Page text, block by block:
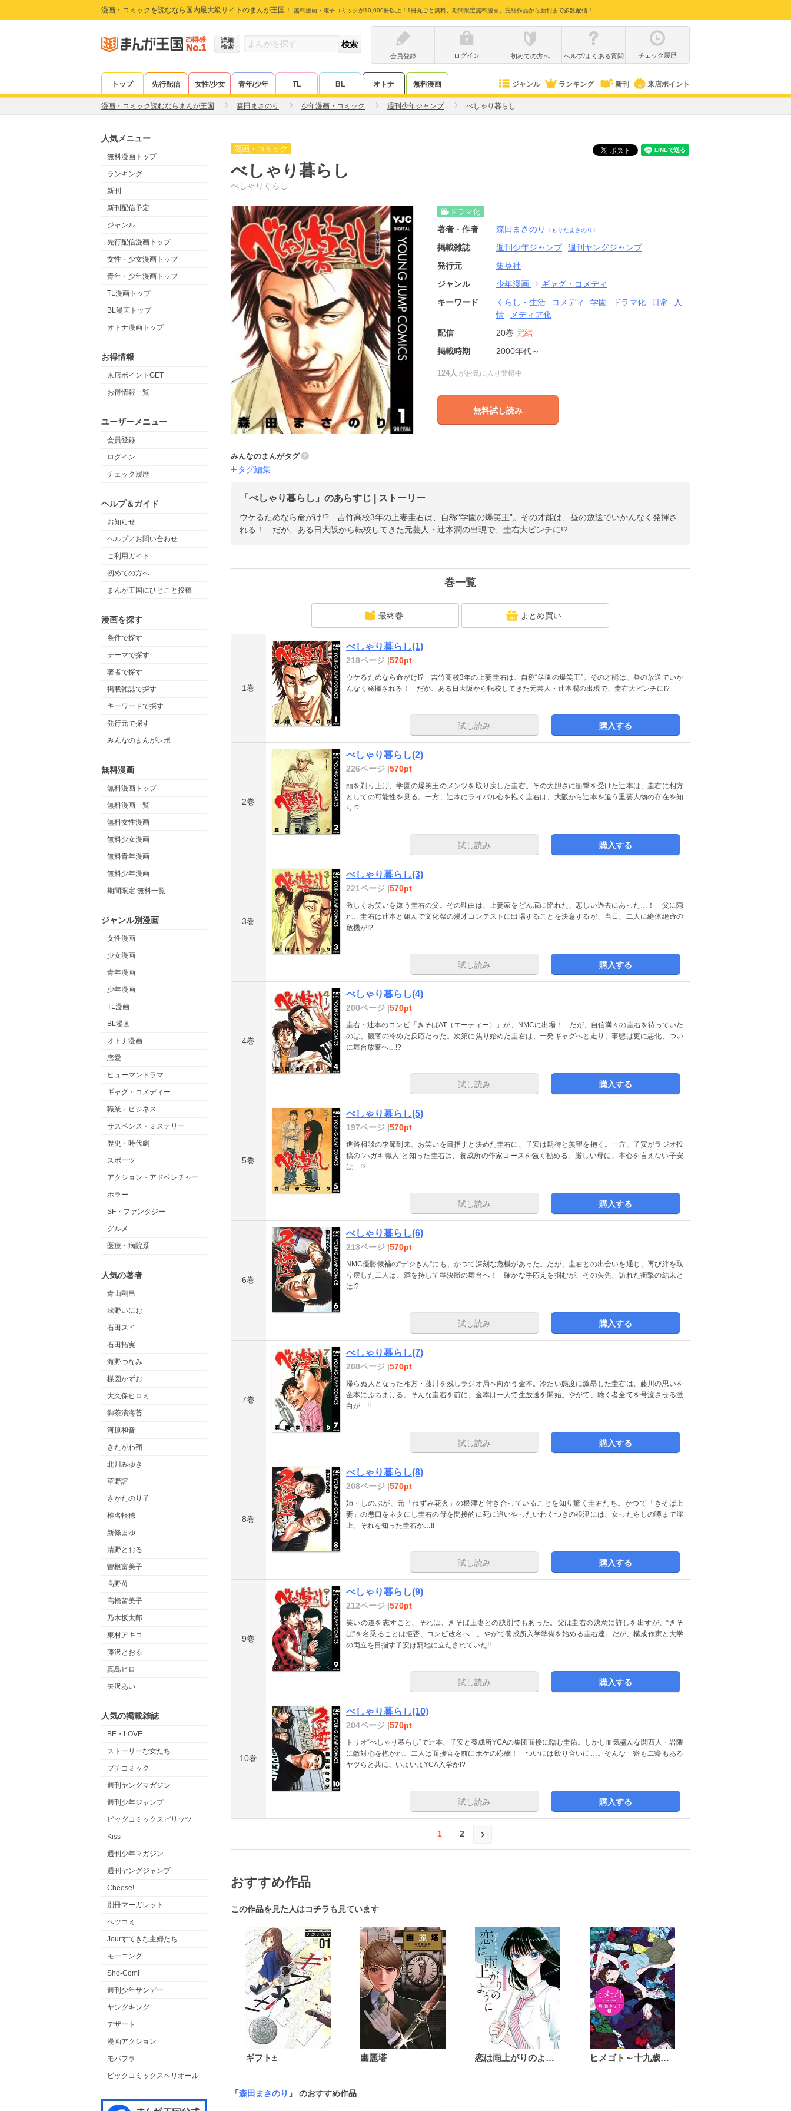
漫画・コミックを読むなら国内最大級サイトのまんが王国！ 無料漫画・電子コミックが10,000冊以上！1冊丸ごと無料、期間限定無料漫画、完結作品から新刊まで多数配信！
詳細
検索
会員登録
ログイン 初めての方へ ヘルプ/よくある質問 チェック履歴
トップ 先行配信 女性/少女 青年/少年 TL BL オトナ 無料漫画 ジャンル ランキング 新刊 来店ポイント
漫画・コミック読むならまんが王国 森田まさのり 少年漫画・コミック 週刊少年ジャンプ べしゃり暮らし
人気メニュー
無料漫画トップ
ランキング
新刊
新刊配信予定
ジャンル
先行配信漫画トップ
女性・少女漫画トップ
青年・少年漫画トップ
TL漫画トップ
BL漫画トップ
オトナ漫画トップ
お得情報
来店ポイントGET
お得情報一覧
ユーザーメニュー
会員登録
ログイン
チェック履歴
ヘルプ＆ガイド
お知らせ
ヘルプ／お問い合わせ
ご利用ガイド
初めての方へ
まんが王国にひとこと投稿
漫画を探す
条件で探す
テーマで探す
著者で探す
掲載雑誌で探す
キーワードで探す
発行元で探す
みんなのまんがレポ
無料漫画
無料漫画トップ
無料漫画一覧
無料女性漫画
無料少女漫画
無料青年漫画
無料少年漫画
期間限定 無料一覧
ジャンル別漫画
女性漫画
少女漫画
青年漫画
少年漫画
TL漫画
BL漫画
オトナ漫画
恋愛
ヒューマンドラマ
ギャグ・コメディー
職業・ビジネス
サスペンス・ミステリー
歴史・時代劇
スポーツ
アクション・アドベンチャー
ホラー
SF・ファンタジー
グルメ
医療・病院系
人気の著者
青山剛昌
浅野いにお
石田スイ
石田拓実
海野つなみ
楳図かずお
大久保ヒロミ
御茶漬海苔
河原和音
きたがわ翔
北川みゆき
草野誼
さかたのり子
椎名軽穂
新條まゆ
清野とおる
曽根富美子
高野苺
高橋留美子
乃木坂太郎
東村アキコ
藤沢とおる
真島ヒロ
矢沢あい
人気の掲載雑誌
BE・LOVE
ストーリーな女たち
プチコミック
週刊ヤングマガジン
週刊少年ジャンプ
ビッグコミックスピリッツ
Kiss
週刊少年マガジン
週刊ヤングジャンプ
Cheese!
別冊マーガレット
ベツコミ
Jourすてきな主婦たち
モーニング
Sho-Comi
週刊少年サンデー
ヤングキング
デザート
漫画アクション
モバフラ
ビックコミックスペリオール
漫画・コミック
べしゃり暮らし
べしゃりぐらし
ドラマ化
著者・作者 森田まさのり （もりたまさのり）
掲載雑誌 週刊少年ジャンプ
週刊ヤングジャンプ
発行元
集英社
ジャンル
少年漫画
ギャグ・コメディ
キーワード
くらし・生活 コメディ 学園 ドラマ化 日常
人
情
メディア化
配信
20巻 完結
掲載時期
2000年代～
124人 がお気に入り登録中
無料試し読み
みんなのまんがタグ
タグ編集
「べしゃり暮らし」のあらすじ | ストーリー
ウケるためなら命がけ!? 吉竹高校3年の上妻圭右は、自称“学園の爆笑王”。その才能は、昼の放送でいかんなく発揮さ
れる！ だが、ある日大阪から転校してきた元芸人・辻本潤の出現で、圭右大ピンチに!?
巻一覧
最終巻 まとめ買い
1巻
べしゃり暮らし(1)
218ページ |570pt
ウケるためなら命がけ!? 吉竹高校3年の上妻圭右は、自称“学園の爆笑王”。その才能は、昼の放送でいか
んなく発揮される！ だが、ある日大阪から転校してきた元芸人・辻本潤の出現で、圭右大ピンチに!?
試し読み 購入する
2巻
べしゃり暮らし(2)
226ページ |570pt
頭を剃り上げ、学園の爆笑王のメンツを取り戻した圭右。その大胆さに衝撃を受けた辻本は、圭右に相方
としての可能性を見る。一方、辻本にライバル心を抱く圭右は、大阪から辻本を追う重要人物の存在を知
り!?
試し読み 購入する
3巻
べしゃり暮らし(3)
221ページ |570pt
激しくお笑いを嫌う圭右の父。その理由は、上妻家をどん底に陥れた、悲しい過去にあった…！ 父に隠
れ、圭右は辻本と組んで文化祭の漫才コンテストに出場することを決意するが、当日、二人に絶体絶命の
危機が!?
試し読み 購入する
4巻
べしゃり暮らし(4)
200ページ |570pt
圭右・辻本のコンビ「きそばAT（エーティー）」が、NMCに出場！ だが、自信満々の圭右を待っていた
のは、観客の冷めた反応だった。次第に焦り始めた圭右は、一発ギャグへと走り、事態は更に悪化、つい
に舞台放棄へ…!?
試し読み 購入する
5巻
べしゃり暮らし(5)
197ページ |570pt
進路相談の季節到来。お笑いを目指すと決めた圭右に、子安は期待と羨望を抱く。一方、子安がラジオ投
稿の“ハガキ職人”と知った圭右は、養成所の作家コースを強く勧める。厳しい母に、本心を言えない子安
は…!?
試し読み 購入する
6巻
べしゃり暮らし(6)
213ページ |570pt
NMC優勝候補の“デジきん”にも、かつて深刻な危機があった。だが、圭右との出会いを通じ、再び絆を取
り戻した二人は、満を持して準決勝の舞台へ！ 確かな手応えを掴むが、その矢先、訪れた衝撃の結末と
は!?
試し読み 購入する
7巻
べしゃり暮らし(7)
208ページ |570pt
帰らぬ人となった相方・藤川を残しラジオ局へ向かう金本。冷たい態度に激昂した圭右は、藤川の思いを
金本にぶちまける。そんな圭右を前に、金本は一人で生放送を開始。やがて、聴く者全てを号泣させる激
白が…!!
試し読み 購入する
8巻
べしゃり暮らし(8)
208ページ |570pt
姉・しのぶが、元「ねずみ花火」の根津と付き合っていることを知り驚く圭右たち。かつて「きそば上
妻」の悪口をネタにし圭右の母を間接的に死に追いやったいわくつきの根津には、女ったらしの噂まで浮
上。それを知った圭右が…!!
試し読み 購入する
9巻
べしゃり暮らし(9)
212ページ |570pt
笑いの道を志すこと、それは、きそば上妻との訣別でもあった。父は圭右の決意に許しを出すが、“きそ
ば”を名乗ることは拒否、コンビ改名へ…。やがて養成所入学準備を始める圭右達。だが、構成作家と大学
の両立を目指す子安は窮地に立たされていた!!
試し読み 購入する
10巻
べしゃり暮らし(10)
204ページ |570pt
トリオ“べしゃり暮らし”で辻本、子安と養成所YCAの集団面接に臨む圭佑。しかし血気盛んな関西人・岩隈
に敵対心を抱かれ、二人は面接官を前にボケの応酬！ ついには殴り合いに…。そんな一癖も二癖もある
ヤツらと共に、いよいよYCA入学か!?
試し読み 購入する
1 2
おすすめ作品
この作品を見た人はコチラも見ています
ギフト± 幽麗塔 恋は雨上がりのように ヒメゴト～十九歳の制服～
「森田まさのり 」 のおすすめ作品